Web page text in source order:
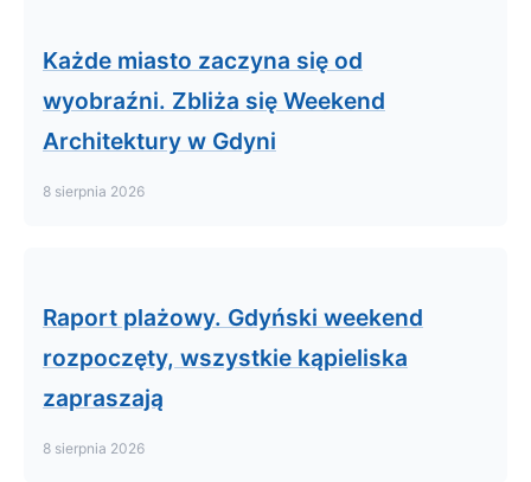
Każde miasto zaczyna się od
wyobraźni. Zbliża się Weekend
Architektury w Gdyni
8 sierpnia 2026
Raport plażowy. Gdyński weekend
rozpoczęty, wszystkie kąpieliska
zapraszają
8 sierpnia 2026